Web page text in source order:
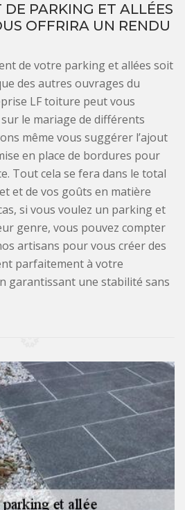
PARKING ET ALLÉES
OFFRIRA UN RENDU
de votre parking et allées soit
des autres ouvrages du
LF toiture peut vous
le mariage de différents
même vous suggérer l’ajout
en place de bordures pour
Tout cela se fera dans le total
et de vos goûts en matière
si vous voulez un parking et
genre, vous pouvez compter
artisans pour vous créer des
parfaitement à votre
garantissant une stabilité sans